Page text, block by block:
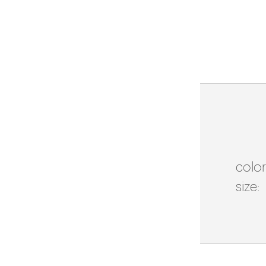
size: